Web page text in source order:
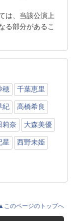
は、当該公演上
る部分があるこ
穂 千葉恵里
紀 高橋希良
莉奈 大森美優
星 西野未姫
このページのトップへ